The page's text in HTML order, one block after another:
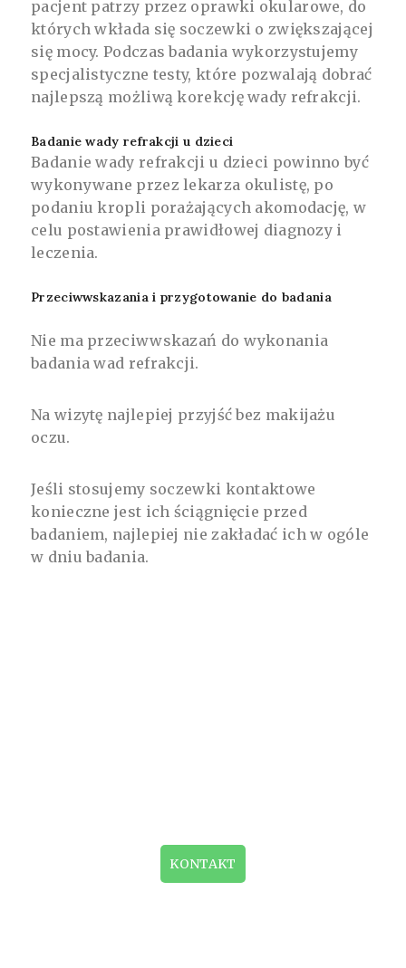
pacjent patrzy przez oprawki okularowe, do
których wkłada się soczewki o zwiększającej
się mocy. Podczas badania wykorzystujemy
specjalistyczne testy, które pozwalają dobrać
najlepszą możliwą korekcję wady refrakcji.
Badanie wady refrakcji u dzieci
Badanie wady refrakcji u dzieci powinno być
wykonywane przez lekarza okulistę, po
podaniu kropli porażających akomodację, w
celu postawienia prawidłowej diagnozy i
leczenia.
Przeciwwskazania i przygotowanie do badania
Nie ma przeciwwskazań do wykonania
badania wad refrakcji.
Na wizytę najlepiej przyjść bez makijażu
oczu.
Jeśli stosujemy soczewki kontaktowe
konieczne jest ich ściągnięcie przed
badaniem, najlepiej nie zakładać ich w ogóle
w dniu badania.
KONTAKT